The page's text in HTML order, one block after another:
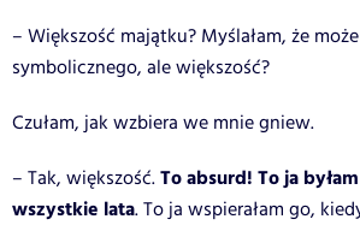
– Większość majątku? Myślałam, że
symbolicznego, ale większość?
Czułam, jak wzbiera we mnie gniew.
– Tak, większość.To absurd! To ja
wszystkie lata. To ja wspierałam go,